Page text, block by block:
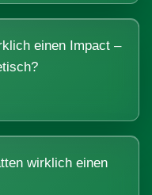
einen Impact –
wirklich einen